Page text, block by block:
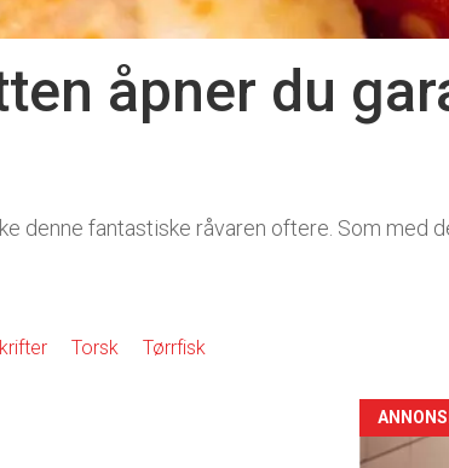
åpner du
denne fantastiske råvaren oftere. Som med
Torsk Tørrfisk